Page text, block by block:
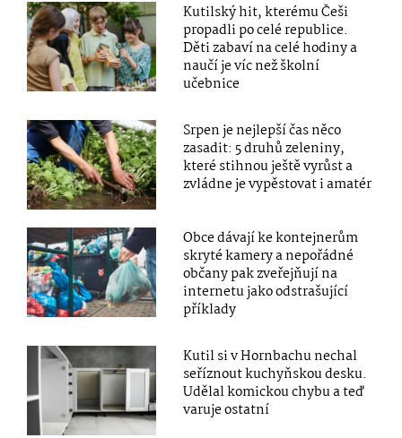
Kutilský hit, kterému Češi
propadli po celé republice.
Děti zabaví na celé hodiny a
naučí je víc než školní
učebnice
Srpen je nejlepší čas něco
zasadit: 5 druhů zeleniny,
které stihnou ještě vyrůst a
zvládne je vypěstovat i amatér
Obce dávají ke kontejnerům
skryté kamery a nepořádné
občany pak zveřejňují na
internetu jako odstrašující
příklady
Kutil si v Hornbachu nechal
seříznout kuchyňskou desku.
Udělal komickou chybu a teď
varuje ostatní